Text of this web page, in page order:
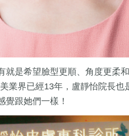
就是希望臉型更順、角度更柔
業界已經13年，盧靜怡院長也
跟她們一樣！